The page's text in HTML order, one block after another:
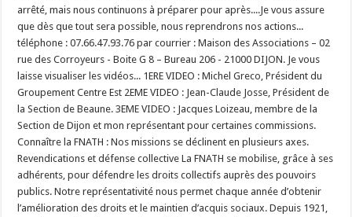
arrêté, mais nous continuons à préparer pour après....Je vous assure
que dès que tout sera possible, nous reprendrons nos actions...
téléphone : 07.66.47.93.76 par courrier : Maison des Associations – 02
rue des Corroyeurs - Boite G 8 – Bureau 206 - 21000 DIJON. Je vous
laisse visualiser les vidéos... 1ERE VIDEO : Michel Greco, Président du
Groupement Centre Est 2EME VIDEO : Jean-Claude Josse, Président de
la Section de Beaune. 3EME VIDEO : Jacques Loizeau, membre de la
Section de Dijon et mon représentant pour certaines commissions.
Connaître la FNATH : Nos missions se déclinent en plusieurs axes.
Revendications et défense collective La FNATH se mobilise, grâce à ses
adhérents, pour défendre les droits collectifs auprès des pouvoirs
publics. Notre représentativité nous permet chaque année d’obtenir
l’amélioration des droits et le maintien d’acquis sociaux. Depuis 1921,